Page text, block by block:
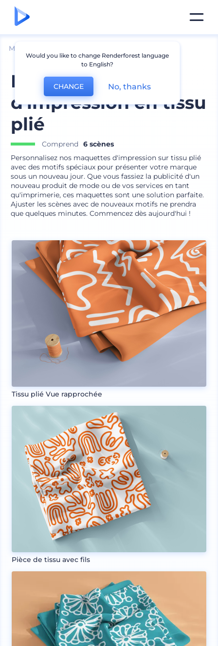
Mockups
Maquettes
d'impression en tissu
plié
Comprend
6 scènes
Personnalisez nos maquettes d'impression sur tissu plié
avec des motifs spéciaux pour présenter votre marque
sous un nouveau jour. Que vous fassiez la publicité d'un
nouveau produit de mode ou de vos services en tant
qu'imprimerie, ces maquettes sont une solution parfaite.
Ajuster les scènes avec de nouveaux motifs ne prendra
que quelques minutes. Commencez dès aujourd'hui !
Tissu plié Vue rapprochée
Pièce de tissu avec fils
Would you like to change Renderforest language
to English?
CHANGE No, thanks